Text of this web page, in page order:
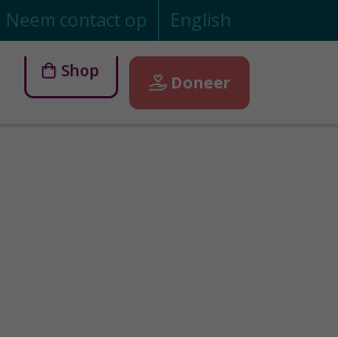
Neem contact op English
Shop
Doneer